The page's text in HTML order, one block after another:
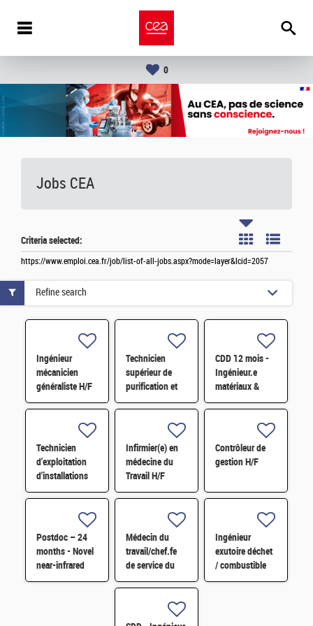
0
Jobs CEA
Criteria selected:
https://www.emploi.cea.fr/job/list-of-all-jobs.aspx?mode=layer&lcid=2057
Ingénieur
mécanicien
généraliste H/F
Technicien
supérieur de
purification et
fabrication en
CDD 12 mois -
Ingénieur.e
matériaux &
soudage H/F
Technicien
d'exploitation
d'installations
H/F
Infirmier(e) en
médecine du
Travail H/F
Contrôleur de
gestion H/F
Postdoc – 24
months - Novel
near-infrared
imaging
Médecin du
travail/chef.fe
de service du
SPST H/F
Ingénieur
exutoire déchet
/ combustible
H/F
Refine search